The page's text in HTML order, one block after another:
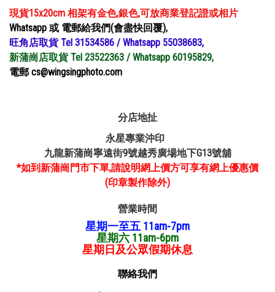
現貨15x20cm 相架有金色,銀色,可放商業登記證或相片
Whatsapp 或 電郵給我們(會盡快回覆),
旺角店取貨 Tel 31534586 / Whatsapp 55038683,
新蒲崗店取貨 Tel 23522363 / Whatsapp 60195829,
電郵 cs@wingsingphoto.com
分店地扯
永星專業沖印
九龍新蒲崗寧遠街9號越秀廣場地下G13號舖
*如到新蒲崗門市下單,請說明網上價方可享有網上優惠價
(印章製作除外)
營業時間
星期一至五 11am-7pm
星期六 11am-6pm
星期日及公眾假期休息
聯絡我們